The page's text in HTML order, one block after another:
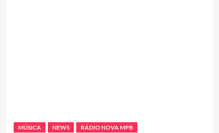
MÚSICA NEWS RÁDIO NOVA MPB